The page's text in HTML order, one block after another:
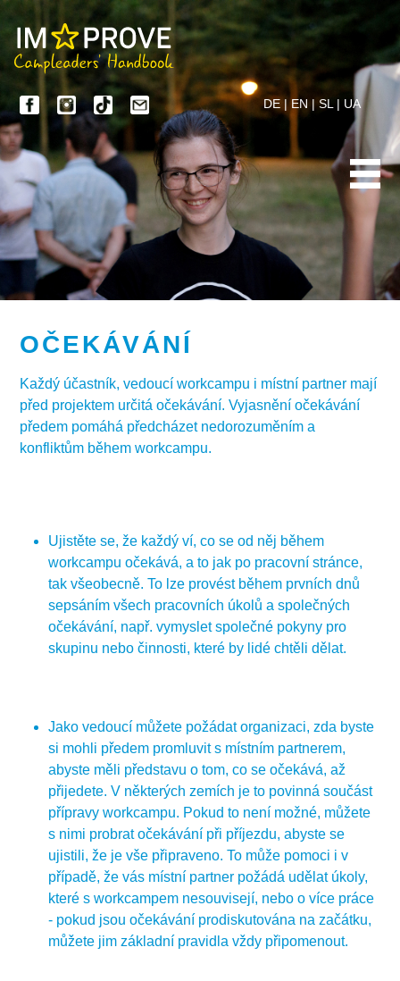
DE | EN |SL | UA
OČEKÁVÁNÍ
Každý účastník, vedoucí workcampu i místní partner mají
před projektem určitá očekávání. Vyjasnění očekávání
předem pomáhá předcházet nedorozuměním a
konfliktům během workcampu.
Ujistěte se, že každý ví, co se od něj během
workcampu očekává, a to jak po pracovní stránce,
tak všeobecně. To lze provést během prvních dnů
sepsáním všech pracovních úkolů a společných
očekávání, např. vymyslet společné pokyny pro
skupinu nebo činnosti, které by lidé chtěli dělat.
Jako vedoucí můžete požádat organizaci, zda byste
si mohli předem promluvit s místním partnerem,
abyste měli představu o tom, co se očekává, až
přijedete. V některých zemích je to povinná součást
přípravy workcampu. Pokud to není možné, můžete
s nimi probrat očekávání při příjezdu, abyste se
ujistili, že je vše připraveno. To může pomoci i v
případě, že vás místní partner požádá udělat úkoly,
které s workcampem nesouvisejí, nebo o více práce
- pokud jsou očekávání prodiskutována na začátku,
můžete jim základní pravidla vždy připomenout.